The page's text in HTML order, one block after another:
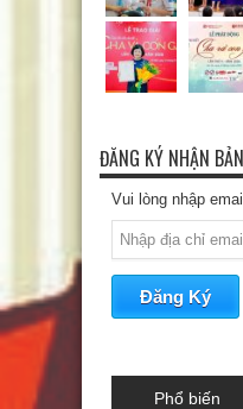
ĐĂNG KÝ NHẬN
Vui lòng nhập
Phổ biến